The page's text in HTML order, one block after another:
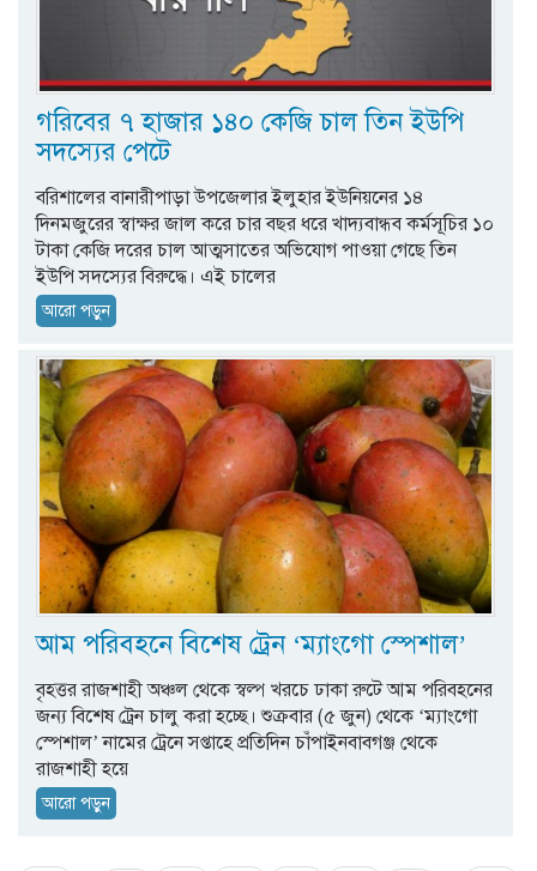
গরিবের ৭ হাজার ১৪০ কেজি চাল তিন ইউপি
সদস্যের পেটে
বরিশালের বানারীপাড়া উপজেলার ইলুহার ইউনিয়নের ১৪
দিনমজুরের স্বাক্ষর জাল করে চার বছর ধরে খাদ্যবান্ধব কর্মসূচির ১০
টাকা কেজি দরের চাল আত্মসাতের অভিযোগ পাওয়া গেছে তিন
ইউপি সদস্যের বিরুদ্ধে। এই চালের
আরো পড়ুন
আম পরিবহনে বিশেষ ট্রেন ‘ম্যাংগো স্পেশাল’
বৃহত্তর রাজশাহী অঞ্চল থেকে স্বল্প খরচে ঢাকা রুটে আম পরিবহনের
জন্য বিশেষ ট্রেন চালু করা হচ্ছে। শুক্রবার (৫ জুন) থেকে ‘ম্যাংগো
স্পেশাল’ নামের ট্রেনে সপ্তাহে প্রতিদিন চাঁপাইনবাবগঞ্জ থেকে
রাজশাহী হয়ে
আরো পড়ুন